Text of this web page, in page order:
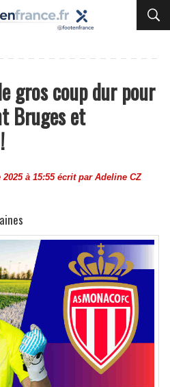
gros coup dur pour
Bruges et
à 15:55 écrit par Adeline CZ